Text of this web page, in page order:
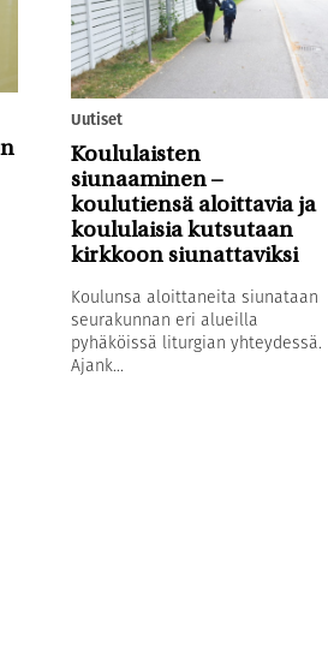
Uutiset
Koululaisten
siunaaminen –
koulutiensä aloittavia ja
koululaisia kutsutaan
kirkkoon siunattaviksi
Koulunsa aloittaneita siunataan
seurakunnan eri alueilla
pyhäköissä liturgian yhteydessä.
Ajank...